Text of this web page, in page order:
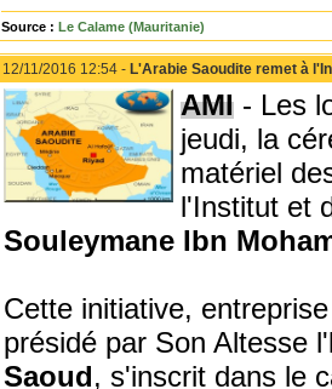
Source : Le Calame (Mauritanie)
12/11/2016 12:54 - L'Arabie Saoudite remet à
AMI - Les
jeudi, la
matériel
l'Institut et
Souleymane Ibn
Cette initiative,
présidé par Son Altesse l'
Saoud, s'inscrit dans le